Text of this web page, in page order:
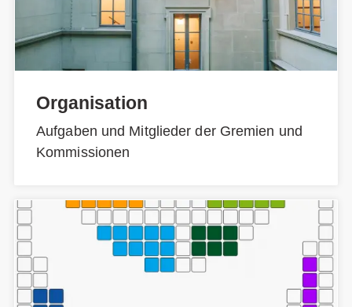
Organisation
Aufgaben und Mitglieder der Gremien und
Kommissionen